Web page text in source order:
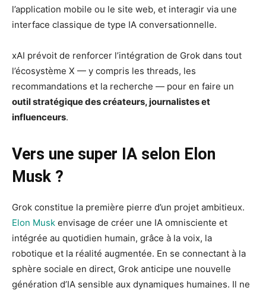
l’application mobile ou le site web, et interagir via une
interface classique de type IA conversationnelle.
xAI prévoit de renforcer l’intégration de Grok dans tout
l’écosystème X — y compris les threads, les
recommandations et la recherche — pour en faire un
outil stratégique des créateurs, journalistes et
influenceurs.
Vers une super IA selon Elon
Musk ?
Grok constitue la première pierre d’un projet ambitieux.
Elon Musk envisage de créer une IA omnisciente et
intégrée au quotidien humain, grâce à la voix, la
robotique et la réalité augmentée. En se connectant à la
sphère sociale en direct, Grok anticipe une nouvelle
génération d’IA sensible aux dynamiques humaines. Il ne